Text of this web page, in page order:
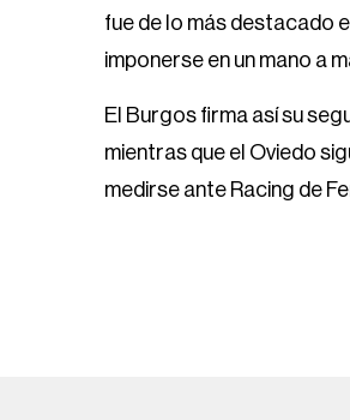
fue de lo más destacado
imponerse en un mano a
El Burgos firma así su
mientras que el Oviedo
medirse ante Racing de